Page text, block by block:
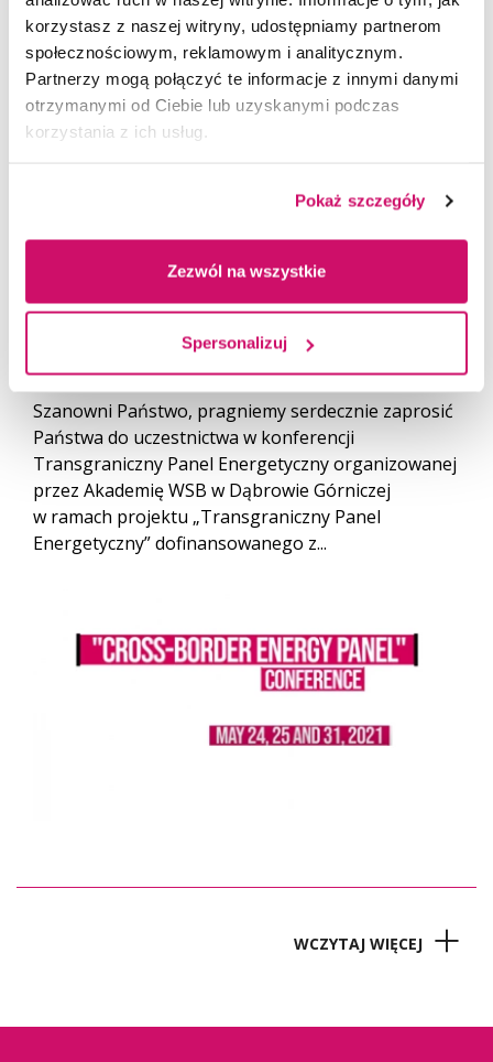
korzystasz z naszej witryny, udostępniamy partnerom
społecznościowym, reklamowym i analitycznym.
Partnerzy mogą połączyć te informacje z innymi danymi
otrzymanymi od Ciebie lub uzyskanymi podczas
korzystania z ich usług.
Pokaż szczegóły
Zezwól na wszystkie
Spersonalizuj
Szanowni Państwo, pragniemy serdecznie zaprosić
Państwa do uczestnictwa w konferencji
Transgraniczny Panel Energetyczny organizowanej
przez Akademię WSB w Dąbrowie Górniczej
w ramach projektu „Transgraniczny Panel
Energetyczny” dofinansowanego z...
WCZYTAJ WIĘCEJ